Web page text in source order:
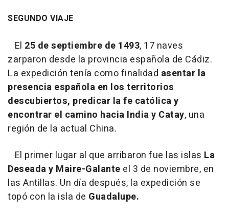
SEGUNDO VIAJE
El 25 de septiembre de 1493, 17 naves
zarparon desde la provincia española de Cádiz.
La expedición tenía como finalidad asentar la
presencia española en los territorios
descubiertos, predicar la fe católica y
encontrar el camino hacia India y Catay, una
región de la actual China.
El primer lugar al que arribaron fue las islas La
Deseada y Maire-Galante el 3 de noviembre, en
las Antillas. Un día después, la expedición se
topó con la isla de Guadalupe.